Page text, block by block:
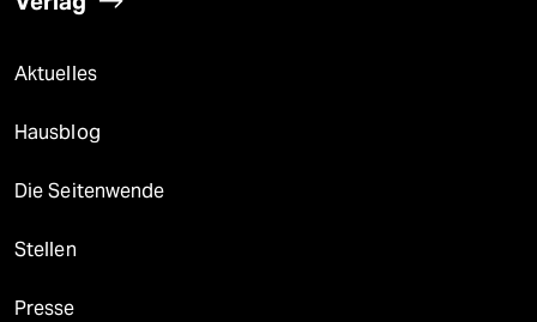
Aktuelles
Hausblog
Die Seitenwende
Stellen
Presse